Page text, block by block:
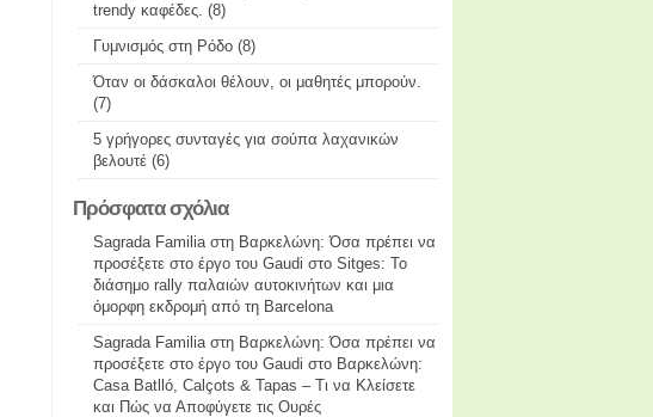
trendy καφέδες. (8)
Γυμνισμός στη Ρόδο (8)
Όταν οι δάσκαλοι θέλουν, οι μαθητές μπορούν.
(7)
5 γρήγορες συνταγές για σούπα λαχανικών
βελουτέ (6)
Πρόσφατα σχόλια
Sagrada Familia στη Βαρκελώνη: Όσα πρέπει να
προσέξετε στο έργο του Gaudi στο Sitges: Το
διάσημο rally παλαιών αυτοκινήτων και μια
όμορφη εκδρομή από τη Barcelona
Sagrada Familia στη Βαρκελώνη: Όσα πρέπει να
προσέξετε στο έργο του Gaudi στο Βαρκελώνη:
Casa Batlló, Calçots & Tapas – Τι να Κλείσετε
και Πώς να Αποφύγετε τις Ουρές